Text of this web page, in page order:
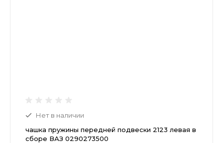
Нет в наличии
чашка пружины передней подвески 2123 левая в
сборе ВАЗ 0290273500